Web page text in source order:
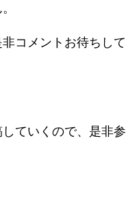
コメントお待ちして
ていくので、是非参